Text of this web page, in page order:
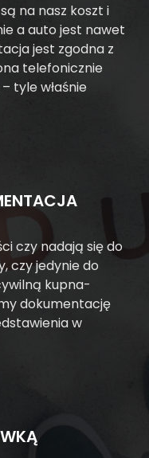
na nasz koszt i
a auto jest nawet
jest zgodna z
telefonicznie
tyle właśnie
czy nadają się do
czy jedynie do
kupna-
dokumentację
w